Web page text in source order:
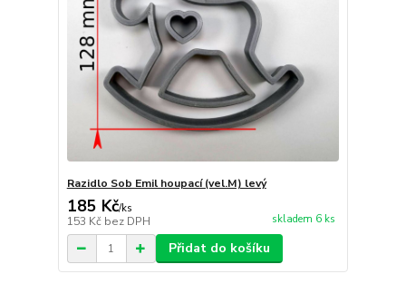
Razidlo Sob Emil houpací (vel.M) levý
185 Kč/ks
153 Kč bez DPH skladem 6 ks
Přidat do košíku